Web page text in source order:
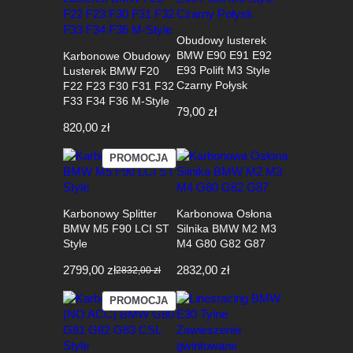
Karbonowe Obudowy
Lusterek BMW F20
F22 F23 F30 F31 F32
F33 F34 F36 M-Style
820,00 zł
Obudowy lusterek
BMW E90 E91 E92
E93 Polift M3 Style
Czarny Połysk
79,00 zł
PROMOCJAPRODUKT
W
PROMOCJI
Karbonowy Splitter
BMW M5 F90 LCI ST
Style
2832,00zł
Pierwotna
cena
wynosiła:
2832,00 zł.
2799,00 zł
Aktualna
cena
wynosi:
2799,00 zł.
Karbonowa Osłona
Silnika BMW M2 M3
M4 G80 G82 G87
2832,00 zł
PROMOCJAPRODUKT
W
PROMOCJI